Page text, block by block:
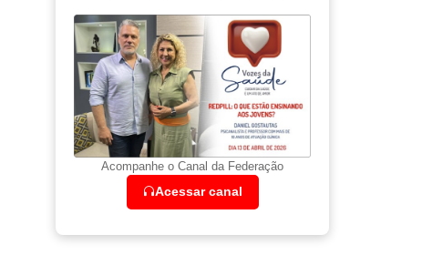
Acompanhe o Canal da Federação
Acessar canal